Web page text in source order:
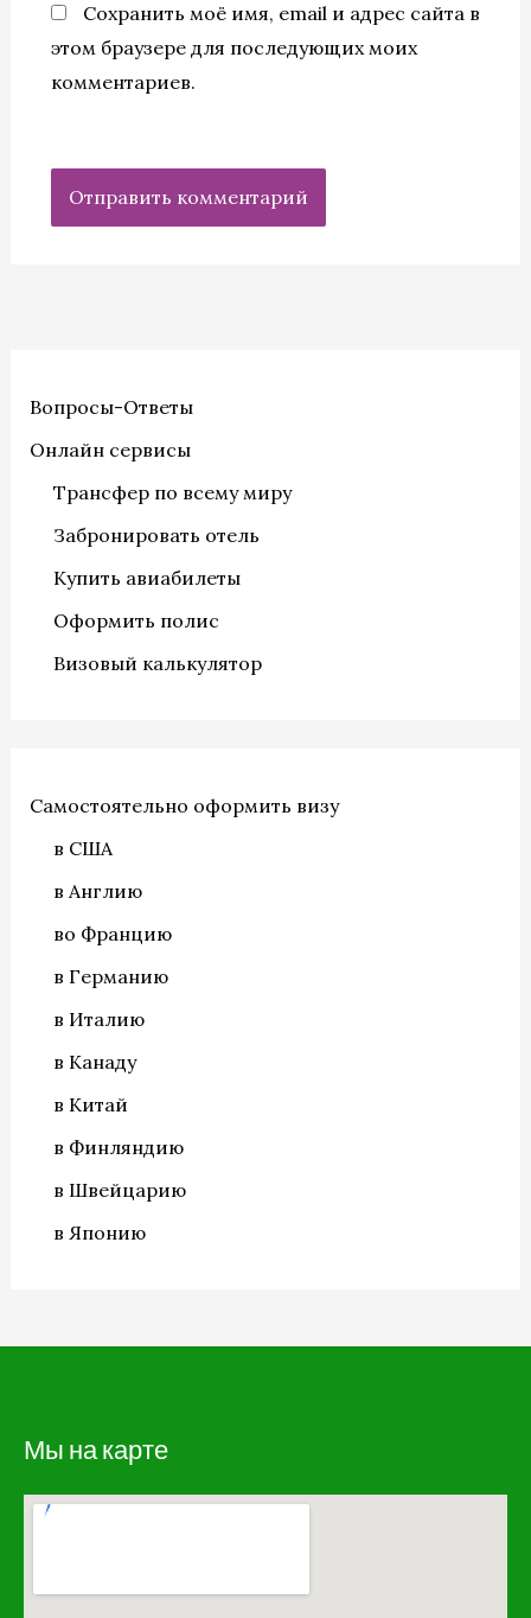
Сохранить моё имя, email и адрес сайта в
этом браузере для последующих моих
комментариев.
Вопросы-Ответы
Онлайн сервисы
Трансфер по всему миру
Забронировать отель
Купить авиабилеты
Оформить полис
Визовый калькулятор
Самостоятельно оформить визу
в США
в Англию
во Францию
в Германию
в Италию
в Канаду
в Китай
в Финляндию
в Швейцарию
в Японию
Мы на карте